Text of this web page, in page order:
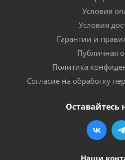
Условия
Условия
Гарантии и
Публичная
Политика
Согласие на обработку
Оставайтесь
Наши